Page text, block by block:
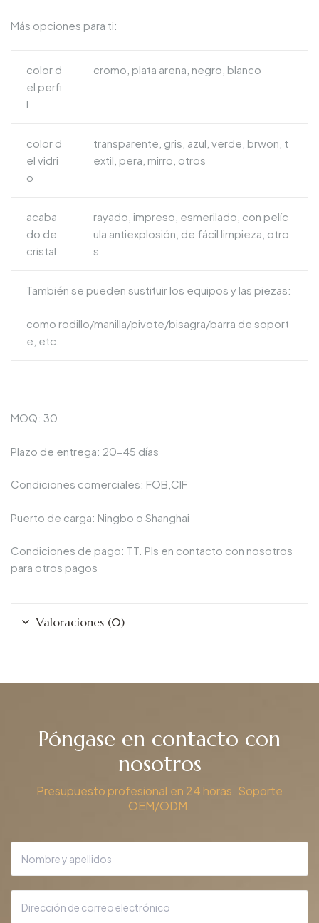
Más opciones para ti:
color d
el perfi
l
cromo, plata arena, negro, blanco
color d
el vidri
o
transparente, gris, azul, verde, brwon, t
extil, pera, mirro, otros
acaba
do de
cristal
rayado, impreso, esmerilado, con pelíc
ula antiexplosión, de fácil limpieza, otro
s
También se pueden sustituir los equipos y las piezas:
como rodillo/manilla/pivote/bisagra/barra de soport
e, etc.
MOQ: 30
Plazo de entrega: 20-45 días
Condiciones comerciales: FOB,CIF
Puerto de carga: Ningbo o Shanghai
Condiciones de pago: TT. Pls en contacto con nosotros
para otros pagos
Valoraciones (0)
Póngase en contacto con
nosotros
Presupuesto profesional en 24 horas. Soporte
OEM/ODM.